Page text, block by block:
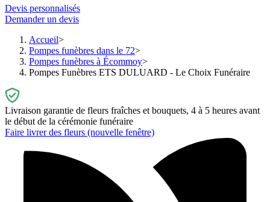
Devis personnalisés
Demander un devis
Accueil
Pompes funèbres dans le 72
Pompes funèbres à Écommoy
Pompes Funèbres ETS DULUARD - Le Choix Funéraire
Livraison garantie de fleurs fraîches et bouquets, 4 à 5 heures avant
le début de la cérémonie funéraire
Faire livrer des fleurs (nouvelle fenêtre)